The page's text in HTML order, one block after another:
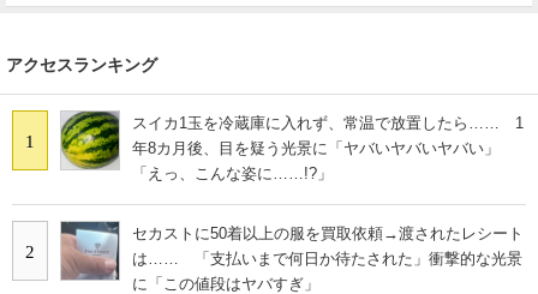
アクセスランキング
1
スイカ1玉を冷蔵庫に入れず、常温で放置したら…… 1
年8カ月後、目を疑う光景に「ヤバいヤバいヤバい」
「えっ、こんな姿に……!?」
2
セカストに50着以上の服を買取依頼→渡されたレシート
は…… 「支払いまで何日か待たされた」衝撃的な光景
に「この値段はヤバすぎ」